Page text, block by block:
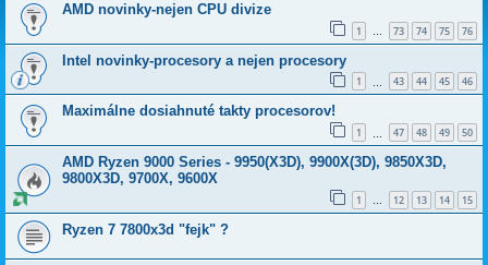
AMD novinky-nejen CPU divize
1 … 73 74 75 76
Intel novinky-procesory a nejen procesory
1 43 44 45 46
Maximálne dosiahnuté takty procesorov!
1 47 48 49 50
AMD Ryzen 9000 Series - 9950(X3D), 9900X(3D), 9850X3D,
9800X3D, 9700X, 9600X
1 … 12 13 14 15
Ryzen 7 7800x3d "fejk" ?